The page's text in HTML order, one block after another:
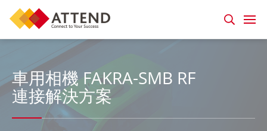
車用相機 FAKRA-SMB RF
連接解決方案